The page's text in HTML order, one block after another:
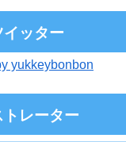
ッター
yukkeybonbon
トレーター